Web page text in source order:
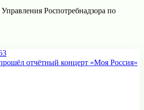
Роспотребнадзора по